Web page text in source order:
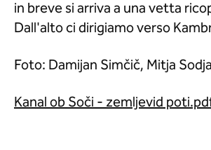
in breve si arriva a una vetta
Dall'alto ci dirigiamo verso
​Foto: Damijan Simčič, Mitja Sodja
Kanal ob Soči - zemljevid